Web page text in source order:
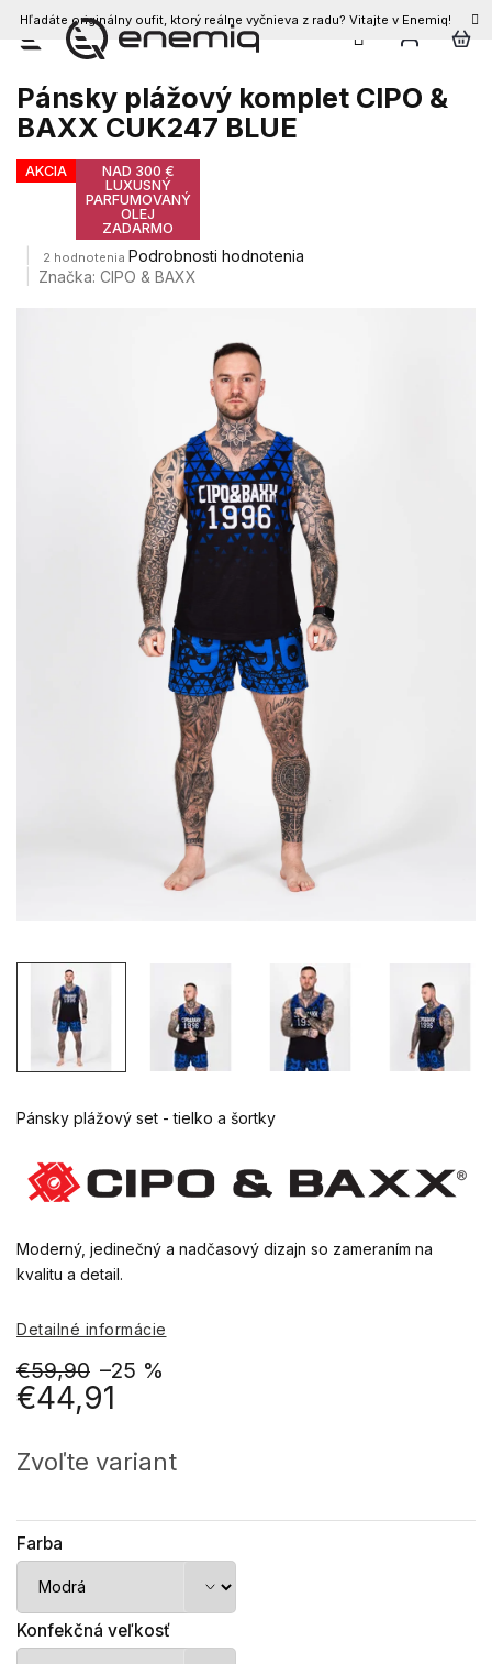
Prejsť
obsah
Hľadáte originálny oufit, ktorý reálne vyčnieva z radu? Vitajte v Enemiq!
Pánsky plážový komplet CIPO &
BAXX CUK247 BLUE
AKCIA
NAD 300 €
LUXUSNÝ
PARFUMOVANÝ
OLEJ
ZADARMO
Priemerné
hodnotenie
2 hodnotenia Podrobnosti hodnotenia
Značka:CIPO & BAXX
€59,90 –25 %
€44,91
cena:
Zvoľte variant
Farba
Konfekčná veľkosť
Pánsky plážový set - tielko a šortky
Moderný, jedinečný a nadčasový dizajn so zameraním na
kvalitu a detail.
Detailné informácie